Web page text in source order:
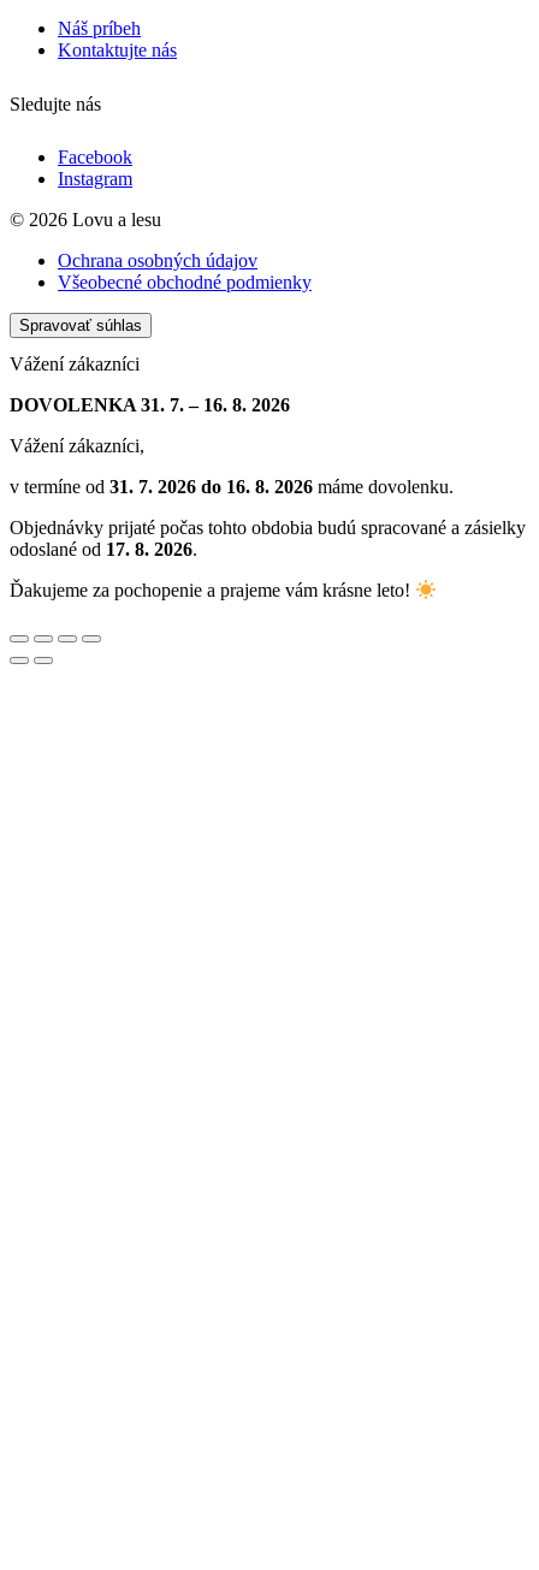
Náš príbeh
Kontaktujte nás
Sledujte nás
Facebook
Instagram
© 2026 Lovu a lesu
Ochrana osobných údajov
Všeobecné obchodné podmienky
Spravovať súhlas
Vážení zákazníci
DOVOLENKA 31. 7. – 16. 8. 2026
Vážení zákazníci,
v termíne od 31. 7. 2026 do 16. 8. 2026 máme dovolenku.
Objednávky prijaté počas tohto obdobia budú spracované a zásielky
odoslané od 17. 8. 2026.
Ďakujeme za pochopenie a prajeme vám krásne leto!